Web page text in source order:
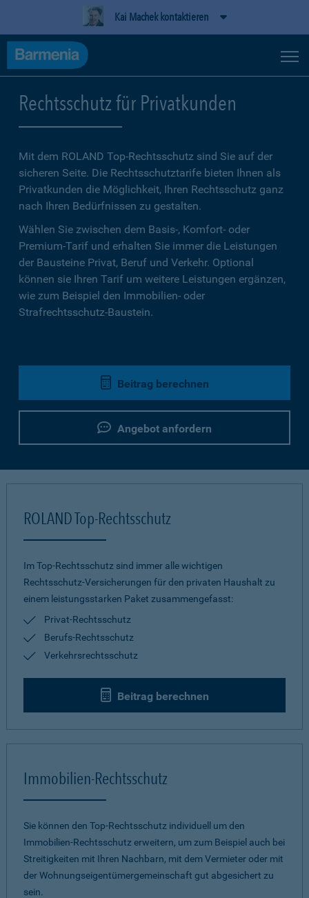
Kai Machek kontaktieren
Rechtsschutz für Privatkunden
Mit dem ROLAND Top-Rechtsschutz sind Sie auf der
sicheren Seite. Die Rechtsschutztarife bieten Ihnen als
Privatkunden die Möglichkeit, Ihren Rechtsschutz ganz
nach Ihren Bedürfnissen zu gestalten.
Wählen Sie zwischen dem Basis-, Komfort- oder
Premium-Tarif und erhalten Sie immer die Leistungen
der Bausteine Privat, Beruf und Verkehr. Optional
können sie Ihren Tarif um weitere Leistungen ergänzen,
wie zum Beispiel den Immobilien- oder
Strafrechtsschutz-Baustein.
Beitrag berechnen
Angebot anfordern
ROLAND Top-Rechtsschutz
Im Top-Rechtsschutz sind immer alle wichtigen
Rechtsschutz-Versicherungen für den privaten Haushalt zu
einem leistungsstarken Paket zusammengefasst:
Privat-Rechtsschutz
Berufs-Rechtsschutz
Verkehrsrechtsschutz
Beitrag berechnen
Immobilien-Rechtsschutz
Sie können den Top-Rechtsschutz individuell um den
Immobilien-Rechtsschutz erweitern, um zum Beispiel auch bei
Streitigkeiten mit Ihren Nachbarn, mit dem Vermieter oder mit
der Wohnungseigentümergemeinschaft gut abgesichert zu
sein.